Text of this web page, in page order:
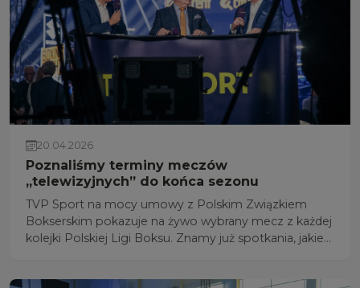
20.04.2026
Poznaliśmy terminy meczów
„telewizyjnych” do końca sezonu
TVP Sport na mocy umowy z Polskim Związkiem
Bokserskim pokazuje na żywo wybrany mecz z każdej
kolejki Polskiej Ligi Boksu. Znamy już spotkania, jakie